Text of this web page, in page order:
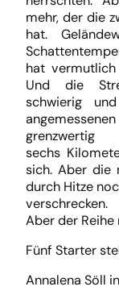
mehr, der die
hat.
hat
Und die
schwierig
sechs
sich. Aber die
durch Hitze
verschrecken.
Aber der Reihe
Fünf Starter
Annalena Söll